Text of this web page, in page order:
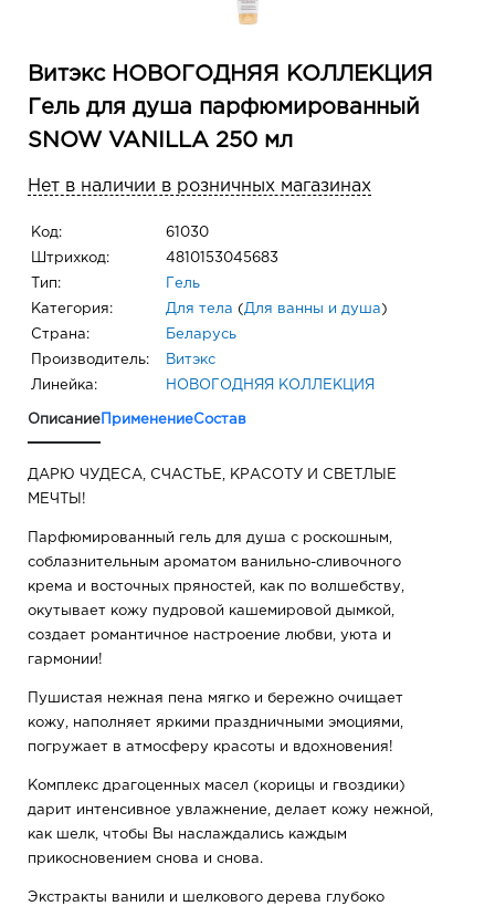
Витэкс НОВОГОДНЯЯ КОЛЛЕКЦИЯ
Гель для душа парфюмированный
SNOW VANILLA 250 мл
Нет в наличии в розничных магазинах
Код: 61030
Штрихкод: 4810153045683
Тип: Гель
Категория: Для тела ( Для ванны и душа )
Страна: Беларусь
Производитель: Витэкс
Линейка: НОВОГОДНЯЯ КОЛЛЕКЦИЯ
Описание ПрименениеСостав
ДАРЮ ЧУДЕСА, СЧАСТЬЕ, КРАСОТУ И СВЕТЛЫЕ
МЕЧТЫ!
Парфюмированный гель для душа с роскошным,
соблазнительным ароматом ванильно-сливочного
крема и восточных пряностей, как по волшебству,
окутывает кожу пудровой кашемировой дымкой,
создает романтичное настроение любви, уюта и
гармонии!
Пушистая нежная пена мягко и бережно очищает
кожу, наполняет яркими праздничными эмоциями,
погружает в атмосферу красоты и вдохновения!
Комплекс драгоценных масел (корицы и гвоздики)
дарит интенсивное увлажнение, делает кожу нежной,
как шелк, чтобы Вы наслаждались каждым
прикосновением снова и снова.
Экстракты ванили и шелкового дерева глубоко